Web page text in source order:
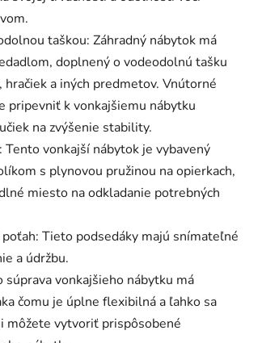
taškou: Záhradný nábytok má
doplnený o vodeodolnú tašku
hračiek a iných predmetov. Vnútorné
pripevniť k vonkajšiemu nábytku
na zvýšenie stability.
vonkajší nábytok je vybavený
s plynovou pružinou na opierkach,
miesto na odkladanie potrebných
Tieto podsedáky majú snímateľné
a údržbu.
súprava vonkajšieho nábytku má
čomu je úplne flexibilná a ľahko sa
môžete vytvoriť prispôsobené